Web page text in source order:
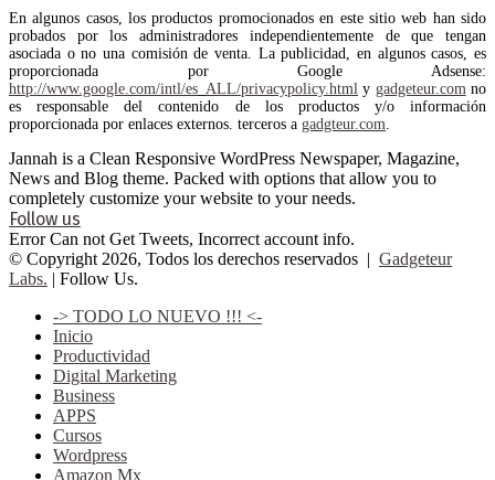
En algunos casos, los productos promocionados en este sitio web han sido
probados por los administradores independientemente de que tengan
asociada o no una comisión de venta. La publicidad, en algunos casos, es
proporcionada por Google Adsense:
http://www.google.com/intl/es_ALL/privacypolicy.html y gadgeteur.com no
es responsable del contenido de los productos y/o información
proporcionada por enlaces externos. terceros a gadgteur.com
Jannah is a Clean Responsive WordPress Newspaper, Magazine,
News and Blog theme. Packed with options that allow you to
completely customize your website to your needs.
Follow us
Error Can not Get Tweets, Incorrect account info.
© Copyright 2026, Todos los derechos reservados | Gadgeteur
Labs. | Follow Us.
-> TODO LO NUEVO !!! <-
Inicio
Productividad
Digital Marketing
Business
APPS
Cursos
Wordpress
Amazon Mx